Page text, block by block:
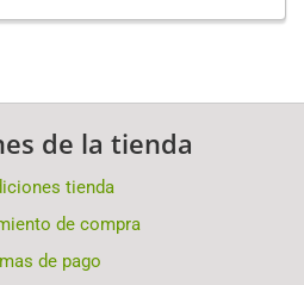
de la tienda
tienda
de compra
de pago